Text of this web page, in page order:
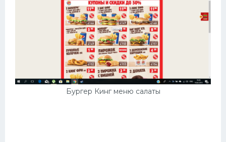
Бургер Кинг меню салаты